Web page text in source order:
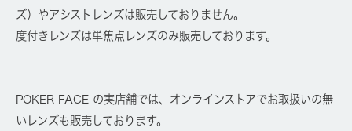
ズ）やアシストレンズは販売しておりません。
度付きレンズは単焦点レンズのみ販売しております。
POKER FACE の実店舗では、オンラインストアでお取扱いの無
いレンズも販売しております。